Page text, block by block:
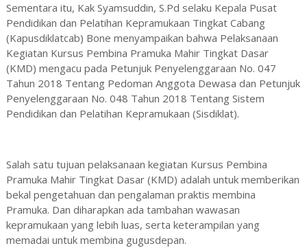
Sementara itu, Kak Syamsuddin, S.Pd selaku Kepala Pusat
Pendidikan dan Pelatihan Kepramukaan Tingkat Cabang
(Kapusdiklatcab) Bone menyampaikan bahwa Pelaksanaan
Kegiatan Kursus Pembina Pramuka Mahir Tingkat Dasar
(KMD) mengacu pada Petunjuk Penyelenggaraan No. 047
Tahun 2018 Tentang Pedoman Anggota Dewasa dan Petunjuk
Penyelenggaraan No. 048 Tahun 2018 Tentang Sistem
Pendidikan dan Pelatihan Kepramukaan (Sisdiklat).
Salah satu tujuan pelaksanaan kegiatan Kursus Pembina
Pramuka Mahir Tingkat Dasar (KMD) adalah untuk memberikan
bekal pengetahuan dan pengalaman praktis membina
Pramuka. Dan diharapkan ada tambahan wawasan
kepramukaan yang lebih luas, serta keterampilan yang
memadai untuk membina gugusdepan.